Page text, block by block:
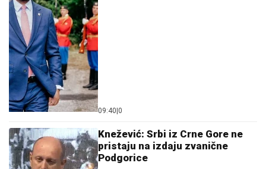
09:40 0
Knežević: Srbi iz Crne Gore ne
pristaju na izdaju zvanične
Podgorice